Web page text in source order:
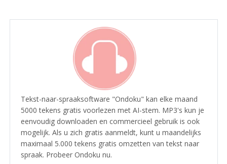
Tekst-naar-spraaksoftware "Ondoku" kan elke maand
5000 tekens gratis voorlezen met AI-stem. MP3's kun je
eenvoudig downloaden en commercieel gebruik is ook
mogelijk. Als u zich gratis aanmeldt, kunt u maandelijks
maximaal 5.000 tekens gratis omzetten van tekst naar
spraak. Probeer Ondoku nu.